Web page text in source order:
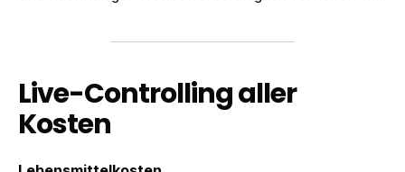
Live-Controlling aller
Kosten